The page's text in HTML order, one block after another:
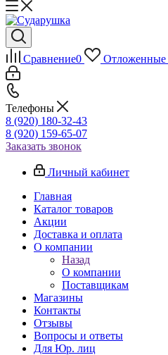
Сравнение0 Отложенные
Телефоны
8 (920) 180-32-43
8 (920) 159-65-07
Заказать звонок
Личный кабинет
Главная
Каталог товаров
Акции
Доставка и оплата
О компании
Назад
О компании
Поставщикам
Магазины
Контакты
Отзывы
Вопросы и ответы
Для Юр. лиц